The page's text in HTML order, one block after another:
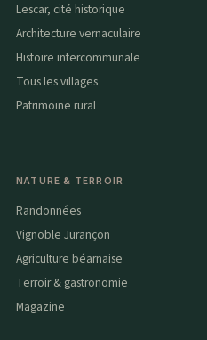
Lescar, cité historique
Architecture vernaculaire
Histoire intercommunale
Tous les villages
Patrimoine rural
NATURE & TERROIR
Randonnées
Vignoble Jurançon
Agriculture béarnaise
Terroir & gastronomie
Magazine